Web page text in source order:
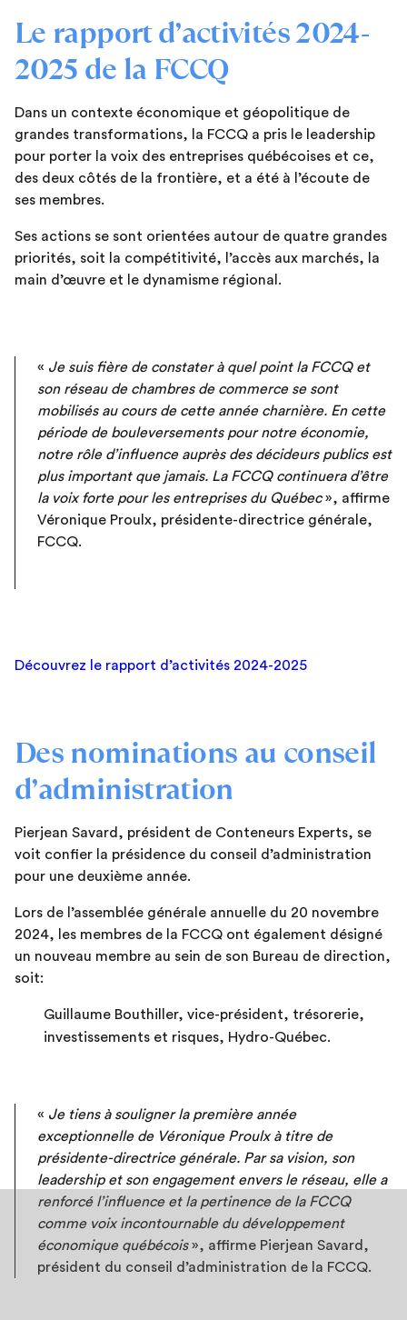
Le rapport d’activités 2024-
2025 de la FCCQ
Dans un contexte économique et géopolitique de
grandes transformations, la FCCQ a pris le leadership
pour porter la voix des entreprises québécoises et ce,
des deux côtés de la frontière, et a été à l’écoute de
ses membres.
Ses actions se sont orientées autour de quatre grandes
priorités, soit la compétitivité, l’accès aux marchés, la
main d’œuvre et le dynamisme régional.
« Je suis fière de constater à quel point la FCCQ et
son réseau de chambres de commerce se sont
mobilisés au cours de cette année charnière. En cette
période de bouleversements pour notre économie,
notre rôle d’influence auprès des décideurs publics est
plus important que jamais. La FCCQ continuera d’être
la voix forte pour les entreprises du Québec», affirme
Véronique Proulx, présidente-directrice générale,
FCCQ.
Découvrez le rapport d’activités 2024-2025
Des nominations au conseil
d’administration
Pierjean Savard, président de Conteneurs Experts, se
voit confier la présidence du conseil d’administration
pour une deuxième année.
Lors de l’assemblée générale annuelle du 20 novembre
2024, les membres de la FCCQ ont également désigné
un nouveau membre au sein de son Bureau de direction,
soit:
Guillaume Bouthiller, vice-président, trésorerie,
investissements et risques, Hydro-Québec.
« Je tiens à souligner la première année
exceptionnelle de Véronique Proulx à titre de
présidente-directrice générale. Par sa vision, son
leadership et son engagement envers le réseau, elle a
renforcé l’influence et la pertinence de la FCCQ
comme voix incontournable du développement
économique québécois», affirme Pierjean Savard,
président du conseil d’administration de la FCCQ.